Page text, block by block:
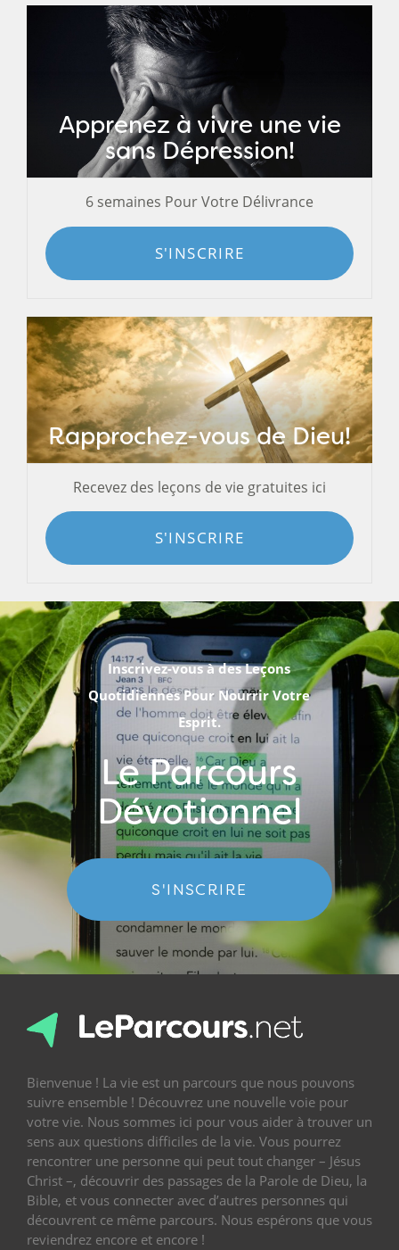
Apprenez à vivre une vie
sans Dépression!
6 semaines Pour Votre Délivrance
S'INSCRIRE
Rapprochez-vous de Dieu!
Recevez des leçons de vie gratuites ici
S'INSCRIRE
Inscrivez-vous à des Leçons
Quotidiennes Pour Nourrir Votre
Esprit.
Le Parcours
Dévotionnel
S'INSCRIRE
Bienvenue ! La vie est un parcours que nous pouvons
suivre ensemble ! Découvrez une nouvelle voie pour
votre vie. Nous sommes ici pour vous aider à trouver un
sens aux questions difficiles de la vie. Vous pourrez
rencontrer une personne qui peut tout changer – Jésus
Christ –, découvrir des passages de la Parole de Dieu, la
Bible, et vous connecter avec d’autres personnes qui
découvrent ce même parcours. Nous espérons que vous
reviendrez encore et encore !